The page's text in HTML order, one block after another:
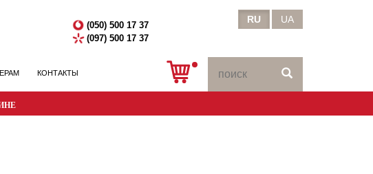
RU UA
(050) 500 17 37
(097) 500 17 37
КОНТАКТЫ